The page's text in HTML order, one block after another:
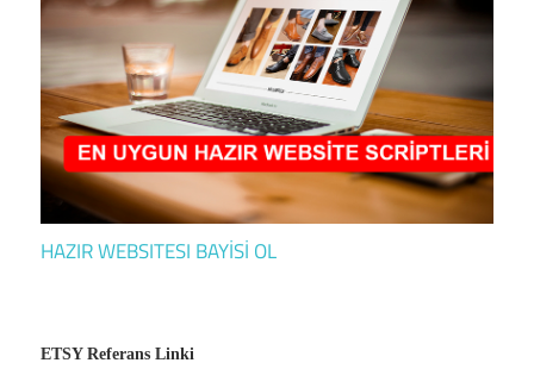
HAZIR WEBSITESI BAYİSİ OL
ETSY Referans Linki